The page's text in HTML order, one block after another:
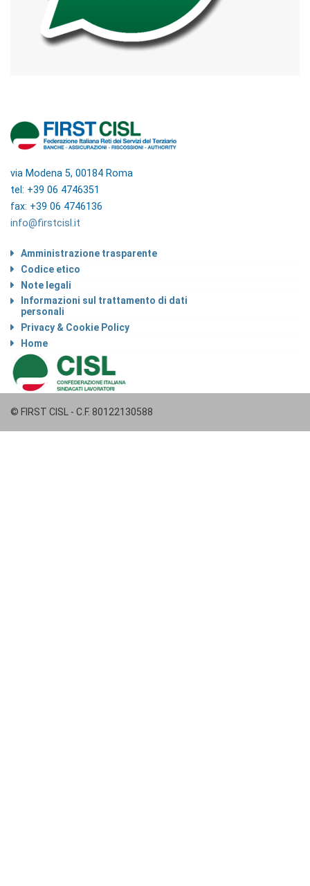
via Modena 5, 00184 Roma
tel: +39 06 4746351
fax: +39 06 4746136
info@firstcisl.it
Amministrazione trasparente
Codice etico
Note legali
Informazioni sul trattamento di dati
personali
Privacy & Cookie Policy
Home
© FIRST CISL - C.F. 80122130588